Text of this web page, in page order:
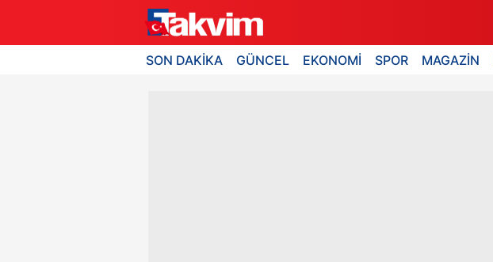
SON DAKİKA GÜNCEL EKONOMİ SPOR MAGAZİN